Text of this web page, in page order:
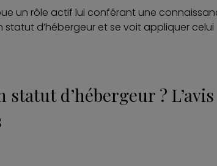
un rôle actif lui conférant une
d’hébergeur et se voit appliquer celui
d’hébergeur ? L’avis